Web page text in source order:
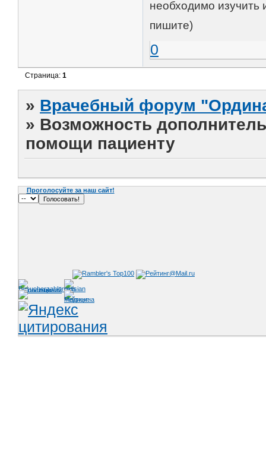
необходимо
пишите)
0
Страница:1
» Врачебный форум
» Возможность
помощи пациенту
Проголосуйте за наш сайт!